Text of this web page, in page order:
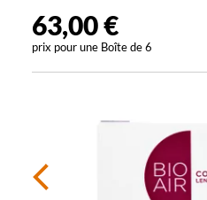
63,00 €
prix pour une Boîte de 6
Précédent